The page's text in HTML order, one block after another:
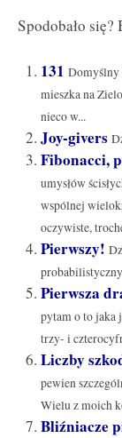
Spodobało
131 Domyślny
mieszka na
nieco w...
Joy-givers
Fibonacci,
umysłów
wspólnej
oczywiste,
Pierwszy!
Pierwsza
pytam o to jaka
trzy- i
Liczby
pewien
Wielu z moich
Bliźniacze